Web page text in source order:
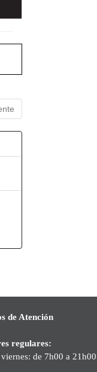
de Atención
regulares:
de 7h00 a 21h00